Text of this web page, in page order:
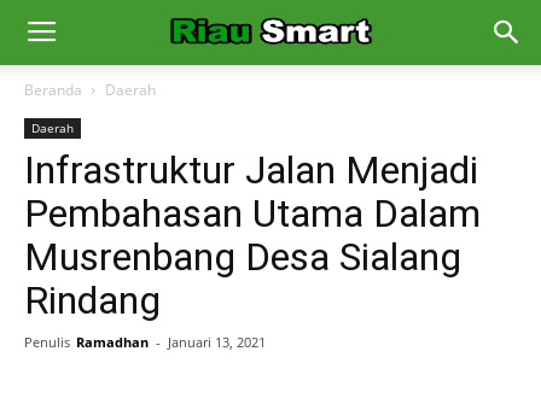
Beranda Daerah
Daerah
Infrastruktur Jalan Menjadi
Pembahasan Utama Dalam
Musrenbang Desa Sialang
Rindang
Penulis Ramadhan - Januari 13, 2021